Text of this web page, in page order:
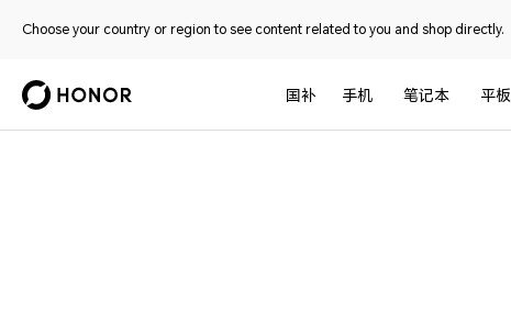
Choose your country or region to see content related to you and shop directly.
国补 手机 笔记本 平板